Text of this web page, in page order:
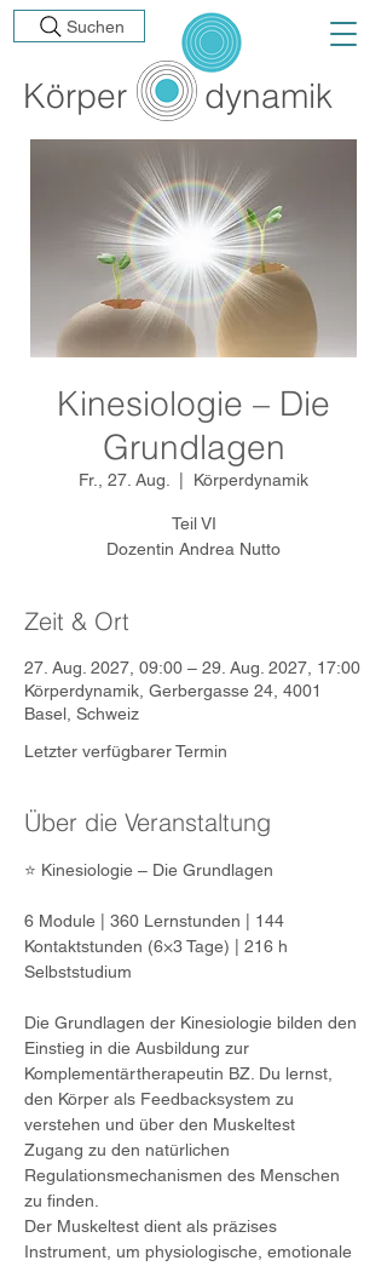
Körper dynamik
Suchen
Kinesiologie – Die
Grundlagen
Fr., 27. Aug. Körperdynamik
Teil VI
Dozentin Andrea Nutto
Zeit & Ort
27. Aug. 2027, 09:00 – 29. Aug. 2027, 17:00
Körperdynamik, Gerbergasse 24, 4001
Basel, Schweiz
Letzter verfügbarer Termin
Über die Veranstaltung
⭐ Kinesiologie – Die Grundlagen
6 Module | 360 Lernstunden | 144
Kontaktstunden (6×3 Tage) | 216 h
Selbststudium
Die Grundlagen der Kinesiologie bilden den
Einstieg in die Ausbildung zur
Komplementärtherapeutin BZ. Du lernst,
den Körper als Feedbacksystem zu
verstehen und über den Muskeltest
Zugang zu den natürlichen
Regulationsmechanismen des Menschen
zu finden.
Der Muskeltest dient als präzises
Instrument, um physiologische, emotionale